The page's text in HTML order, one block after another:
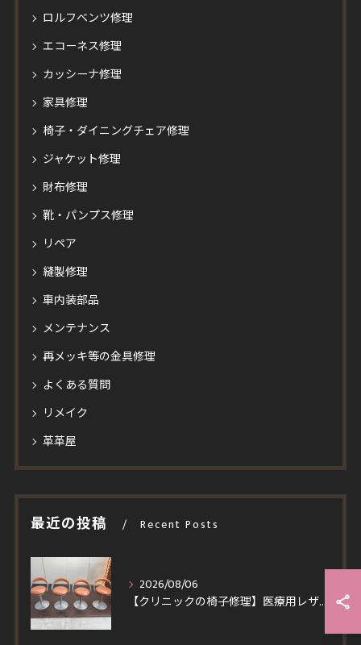
ロルフベンツ修理
エコーネス修理
カッシーナ修理
家具修理
椅子・ダイニングチェア修理
ジャケット修理
財布修理
靴・パンプス修理
リペア
縫製修理
車内装部品
メンテナンス
再メッキ等の金具修理
よくある質問
リメイク
革革屋
最近の投稿 Recent Posts
2026/08/06
【クリニックの椅子修理】医療用レザーへ張り替え！買い替えより安くイトーキ回転チェア4脚を即日対応